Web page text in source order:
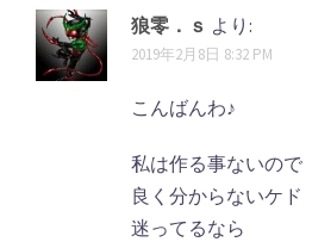
狼零．ｓ より:
2019年2月8日 8:32 PM
こんばんわ♪
私は作る事ないので
良く分からないケド
迷ってるなら